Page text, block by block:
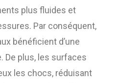
plus fluides et
Par conséquent,
bénéficient d’une
De plus, les surfaces
les chocs, réduisant